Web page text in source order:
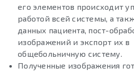
его элементов происходит
работой всей системы, а
данных пациента, пост-
изображений и экспорт их в
общебольничную систему.
Полученные изображения